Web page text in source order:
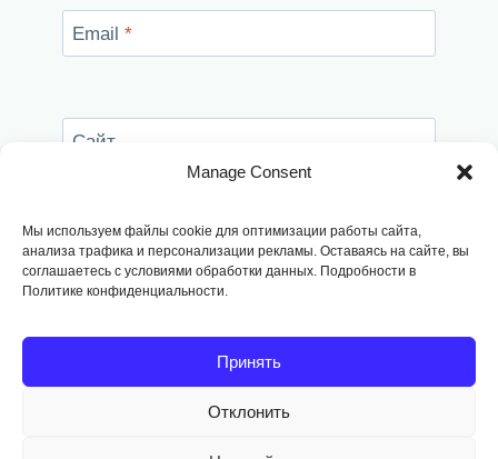
Manage Consent
Мы используем файлы cookie для оптимизации работы сайта,
анализа трафика и персонализации рекламы. Оставаясь на сайте, вы
соглашаетесь с условиями обработки данных. Подробности в
Политике конфиденциальности.
Принять
Отклонить
Email *
Сайт
этом браузере для последующих моих
комментариев.